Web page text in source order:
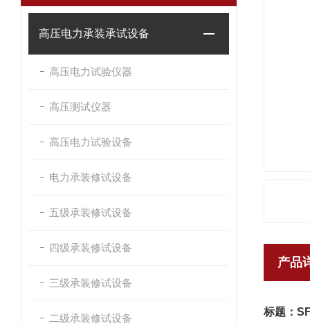
高压电力承装承试设备
高压电力试验仪器
高压测试仪器
高压电力试验设备
电力承装修试设备
五级承装修试设备
四级承装修试设备
三级承装修试设备
二级承装修试设备
产品
标题：